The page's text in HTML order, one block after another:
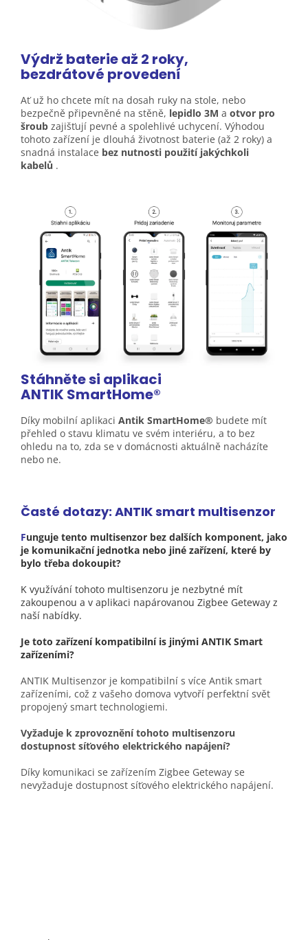
Výdrž baterie až 2 roky,
bezdrátové provedení
Ať už ho chcete mít na dosah ruky na stole, nebo
bezpečně připevněné na stěně, lepidlo 3M a otvor pro
šroub zajišťují pevné a spolehlivé uchycení. Výhodou
tohoto zařízení je dlouhá životnost baterie (až 2 roky) a
snadná instalace bez nutnosti použití jakýchkoli
kabelů .
Stáhněte si aplikaci
ANTIK SmartHome®
Díky mobilní aplikaci Antik SmartHome® budete mít
přehled o stavu klimatu ve svém interiéru, a to bez
ohledu na to, zda se v domácnosti aktuálně nacházíte
nebo ne.
Časté dotazy: ANTIK smart multisenzor
Funguje tento multisenzor bez dalších komponent, jako
je komunikační jednotka nebo jiné zařízení, které by
bylo třeba dokoupit?
K využívání tohoto multisenzoru je nezbytné mít
zakoupenou a v aplikaci napárovanou Zigbee Geteway z
naší nabídky.
Je toto zařízení kompatibilní is jinými ANTIK Smart
zařízeními?
ANTIK Multisenzor je kompatibilní s více Antik smart
zařízeními, což z vašeho domova vytvoří perfektní svět
propojený smart technologiemi.
Vyžaduje k zprovoznění tohoto multisenzoru
dostupnost síťového elektrického napájení?
Díky komunikaci se zařízením Zigbee Geteway se
nevyžaduje dostupnost síťového elektrického napájení.